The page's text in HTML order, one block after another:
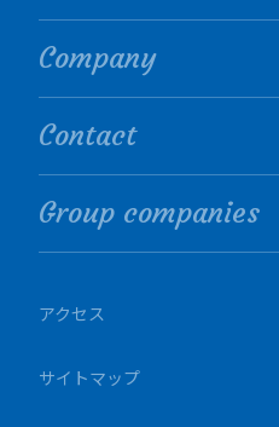
Company
Contact
Group companies
アクセス
サイトマップ